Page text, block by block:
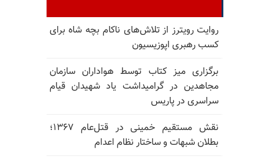
روایت رویترز از تلاش‌های ناکام بچه شاه برای
کسب رهبری اپوزیسیون
برگزاری میز کتاب توسط هواداران سازمان
مجاهدین در گرامیداشت یاد شهیدان قیام
سراسری در پاریس
نقش مستقیم خمینی در قتل‌عام ۱۳۶۷؛
بطلان شبهات و ساختار نظام اعدام